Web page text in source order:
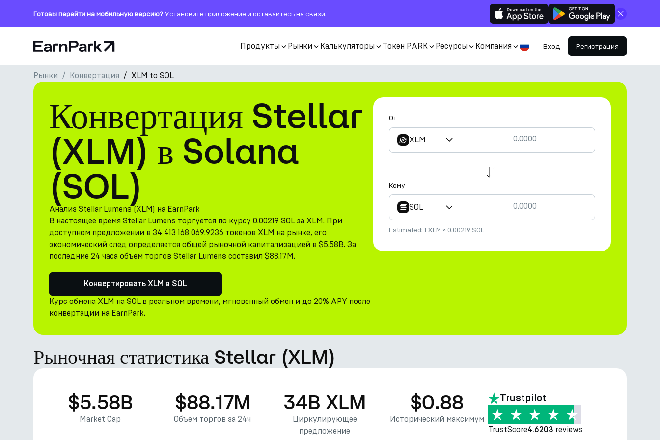
Готовы перейти на мобильную версию? Установите приложение и оставайтесь на связи. Закрыть
Главная страница Продукты Рынки Калькуляторы Токен PARK Ресурсы Компания Вход Регистрация
Продукты
Рынки
Калькуляторы
Токен PARK
Ресурсы
Компания
Рынки Конвертация XLM to SOL
Конвертация Stellar
(XLM) в Solana
(SOL)
Анализ Stellar Lumens (XLM) на EarnPark
В настоящее время Stellar Lumens торгуется по курсу 0.00219 SOL за XLM. При
доступном предложении в 34 413 168 069.9236 токенов XLM на рынке, его
экономический след определяется общей рыночной капитализацией в $5.58B. За
последние 24 часа объем торгов Stellar Lumens составил $88.17M.
Конвертировать XLM в SOL
Курс обмена XLM на SOL в реальном времени, мгновенный обмен и до 20% APY после
конвертации на EarnPark.
От
XLM
Кому
SOL
Estimated: 1 XLM ≈ 0.00219 SOL
Рыночная статистика Stellar (XLM)
$5.58B
Market Cap
$88.17M
Объем торгов за 24ч
34B XLM
Циркулирующее
предложение
$0.88
Исторический максимум
Trustpilot
TrustScore4.6203 reviews